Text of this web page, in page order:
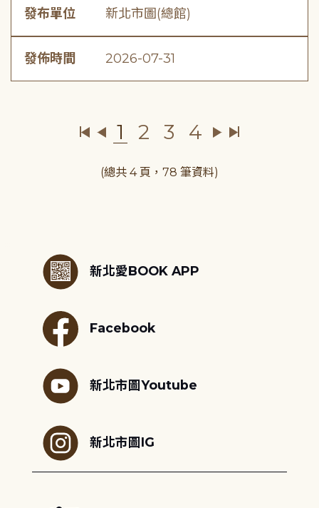
發布單位 新北市圖(總館)
發佈時間 2026-07-31
1 2 3 4
(總共 4 頁，78 筆資料)
新北愛BOOK APP
Facebook
新北市圖Youtube
新北市圖IG